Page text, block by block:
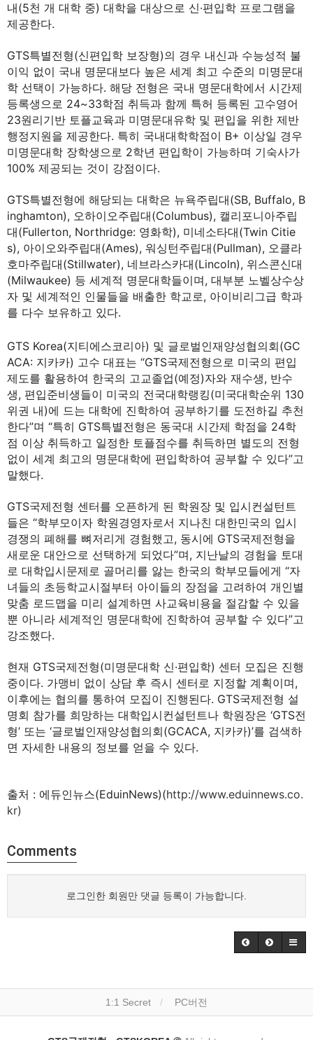
내(5천 개 대학 중) 대학을 대상으로 신·편입학 프로그램을
제공한다.
GTS특별전형(신편입학 보장형)의 경우 내신과 수능성적 불
이익 없이 국내 명문대보다 높은 세계 최고 수준의 미명문대
학 선택이 가능하다. 해당 전형은 국내 명문대학에서 시간제
등록생으로 24~33학점 취득과 함께 특허 등록된 고수영어
23원리기반 토플교육과 미명문대유학 및 편입을 위한 제반
행정지원을 제공한다. 특히 국내대학학점이 B+ 이상일 경우
미명문대학 장학생으로 2학년 편입학이 가능하며 기숙사가
100% 제공되는 것이 강점이다.
GTS특별전형에 해당되는 대학은 뉴욕주립대(SB, Buffalo, B
inghamton), 오하이오주립대(Columbus), 캘리포니아주립
대(Fullerton, Northridge: 영화학), 미네소타대(Twin Citie
s), 아이오와주립대(Ames), 워싱턴주립대(Pullman), 오클라
호마주립대(Stillwater), 네브라스카대(Lincoln), 위스콘신대
(Milwaukee) 등 세계적 명문대학들이며, 대부분 노벨상수상
자 및 세계적인 인물들을 배출한 학교로, 아이비리그급 학과
를 다수 보유하고 있다.
GTS Korea(지티에스코리아) 및 글로벌인재양성협의회(GC
ACA: 지카카) 고수 대표는 “GTS국제전형으로 미국의 편입
제도를 활용하여 한국의 고교졸업(예정)자와 재수생, 반수
생, 편입준비생들이 미국의 전국대학랭킹(미국대학순위 130
위권 내)에 드는 대학에 진학하여 공부하기를 도전하길 추천
한다”며 “특히 GTS특별전형은 동국대 시간제 학점을 24학
점 이상 취득하고 일정한 토플점수를 취득하면 별도의 전형
없이 세계 최고의 명문대학에 편입학하여 공부할 수 있다”고
말했다.
GTS국제전형 센터를 오픈하게 된 학원장 및 입시컨설턴트
들은 “학부모이자 학원경영자로서 지나친 대한민국의 입시
경쟁의 폐해를 뼈저리게 경험했고, 동시에 GTS국제전형을
새로운 대안으로 선택하게 되었다”며, 지난날의 경험을 토대
로 대학입시문제로 골머리를 앓는 한국의 학부모들에게 “자
녀들의 초등학교시절부터 아이들의 장점을 고려하여 개인별
맞춤 로드맵을 미리 설계하면 사교육비용을 절감할 수 있을
뿐 아니라 세계적인 명문대학에 진학하여 공부할 수 있다”고
강조했다.
현재 GTS국제전형(미명문대학 신·편입학) 센터 모집은 진행
중이다. 가맹비 없이 상담 후 즉시 센터로 지정할 계획이며,
이후에는 협의를 통하여 모집이 진행된다. GTS국제전형 설
명회 참가를 희망하는 대학입시컨설턴트나 학원장은 ‘GTS전
형’ 또는 ‘글로벌인재양성협의회(GCACA, 지카카)’를 검색하
면 자세한 내용의 정보를 얻을 수 있다.
출처 : 에듀인뉴스(EduinNews)(http://www.eduinnews.co.
kr)
Comments
로그인한 회원만 댓글 등록이 가능합니다.
1:1 Secret PC버전